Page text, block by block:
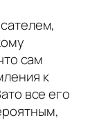
сам
к
все его